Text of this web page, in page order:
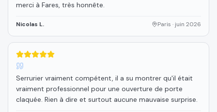
merci à Fares, très honnête.
Nicolas L. Paris · juin 2026
5étoiles sur 5
Serrurier vraiment compétent, il a su montrer qu'il était
vraiment professionnel pour une ouverture de porte
claquée. Rien à dire et surtout aucune mauvaise surprise.